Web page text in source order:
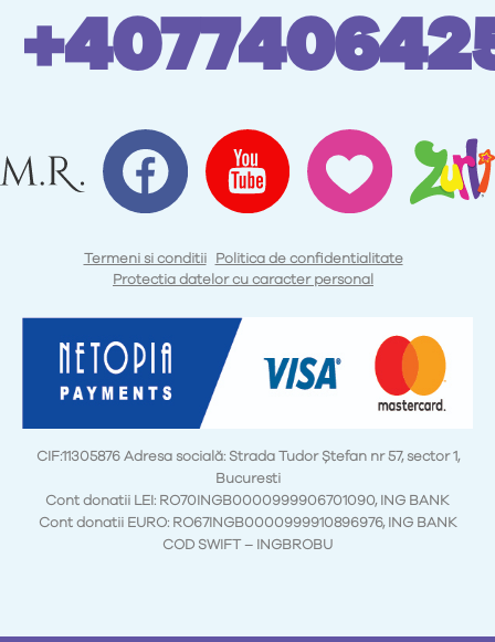
Termeni si conditii
Politica de confidentialitate
Protectia datelor cu caracter personal
CIF:11305876 Adresa socială: Strada Tudor Ștefan nr 57, sector 1,
Bucuresti
Cont donatii LEI: RO70INGB0000999906701090, ING BANK
Cont donatii EURO: RO67INGB0000999910896976, ING BANK
COD SWIFT – INGBROBU